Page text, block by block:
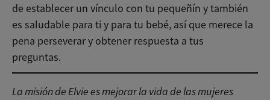
de establecer un vínculo con tu pequeñín y también
es saludable para ti y para tu bebé, así que merece la
pena perseverar y obtener respuesta a tus
preguntas.
La misión de Elvie es mejorar la vida de las mujeres